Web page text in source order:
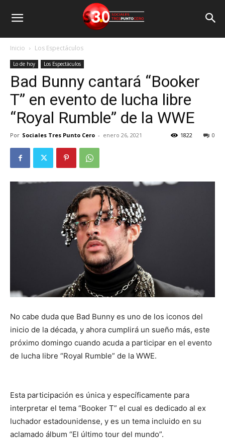
Inicio Los Espectáculos
Lo de hoy Los Espectáculos
Bad Bunny cantará “Booker
T” en evento de lucha libre
“Royal Rumble” de la WWE
Por Sociales Tres Punto Cero - enero 26, 2021 0
1822
No cabe duda que Bad Bunny es uno de los iconos del
inicio de la década, y ahora cumplirá un sueño más, este
próximo domingo cuando acuda a participar en el evento
de lucha libre “Royal Rumble” de la WWE.
Esta participación es única y específicamente para
interpretar el tema “Booker T” el cual es dedicado al ex
luchador estadounidense, y es un tema incluido en su
aclamado álbum “El último tour del mundo”.